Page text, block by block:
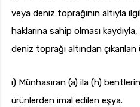
veya deniz toprağının altıyla
haklarına sahip olması
deniz toprağı altından çıkarılan
ı) Münhasıran (a) ila (h)
ürünlerden imal edilen eşya.